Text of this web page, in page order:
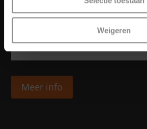
Weigeren
Meer info